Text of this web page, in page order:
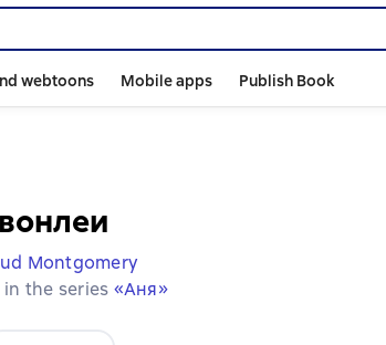
webtoons Mobile apps Publish Book
Montgomery
the series «Аня»